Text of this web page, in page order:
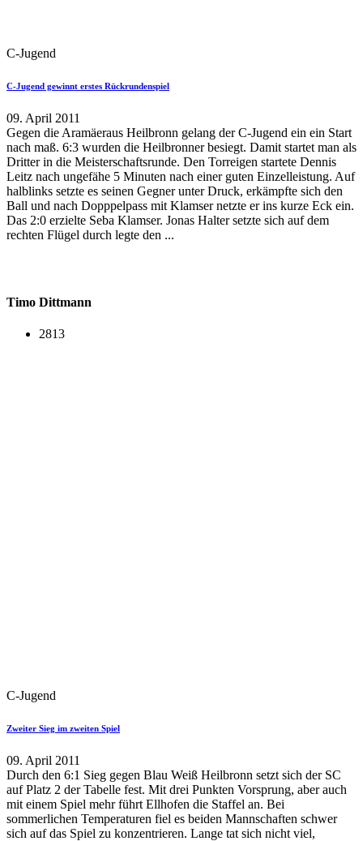
C-Jugend
C-Jugend gewinnt erstes Rückrundenspiel
09. April 2011
Gegen die Aramäeraus Heilbronn gelang der C-Jugend ein ein Start
nach maß. 6:3 wurden die Heilbronner besiegt. Damit startet man als
Dritter in die Meisterschaftsrunde. Den Torreigen startete Dennis
Leitz nach ungefähe 5 Minuten nach einer guten Einzelleistung. Auf
halblinks setzte es seinen Gegner unter Druck, erkämpfte sich den
Ball und nach Dopppelpass mit Klamser netzte er ins kurze Eck ein.
Das 2:0 erzielte Seba Klamser. Jonas Halter setzte sich auf dem
rechten Flügel durch legte den ...
Timo Dittmann
2813
C-Jugend
Zweiter Sieg im zweiten Spiel
09. April 2011
Durch den 6:1 Sieg gegen Blau Weiß Heilbronn setzt sich der SC
auf Platz 2 der Tabelle fest. Mit drei Punkten Vorsprung, aber auch
mit einem Spiel mehr führt Ellhofen die Staffel an. Bei
sommerlichen Temperaturen fiel es beiden Mannschaften schwer
sich auf das Spiel zu konzentrieren. Lange tat sich nicht viel,